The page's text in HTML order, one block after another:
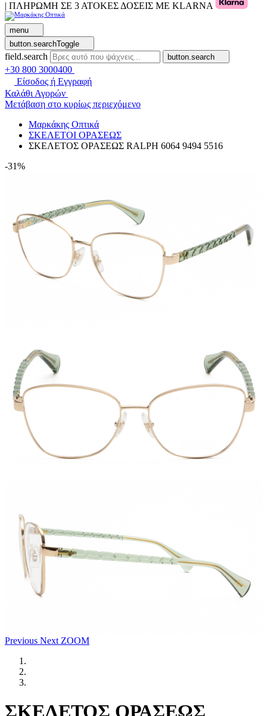
| ΠΛΗΡΩΜΗ ΣΕ 3 ΑΤΟΚΕΣ ΔΟΣΕΙΣ ΜΕ KLARNA
menu
button.searchToggle
field.search button.search
+30 800 3000400
Είσοδος ή Εγγραφή
Καλάθι Αγορών
Μετάβαση στο κυρίως περιεχόμενο
Μαρκάκης Οπτικά
ΣΚΕΛΕΤΟΙ ΟΡΑΣΕΩΣ
ΣΚΕΛΕΤΟΣ ΟΡΑΣΕΩΣ RALPH 6064 9494 5516
-31%
Previous Next ZOOM
ΣΚΕΛΕΤΟΣ ΟΡΑΣΕΩΣ